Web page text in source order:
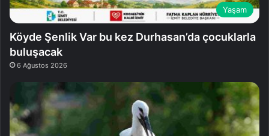
Yaşam
Köyde Şenlik Var bu kez Durhasan’da çocuklarla
buluşacak
6 Ağustos 2026